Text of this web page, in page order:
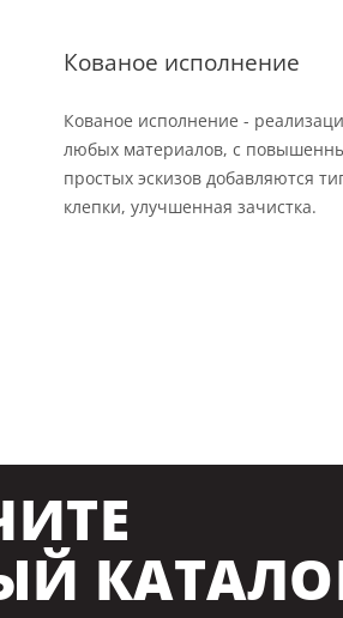
Кованое исполнение
Кованое исполнение -
любых материалов, с
простых эскизов добавляются
клепки, улучшенная зачистка.